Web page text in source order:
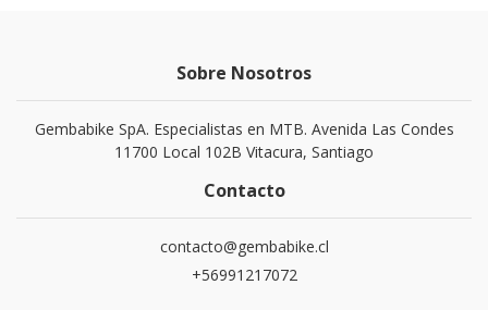
Sobre Nosotros
Gembabike SpA. Especialistas en MTB. Avenida Las Condes
11700 Local 102B Vitacura, Santiago
Contacto
contacto@gembabike.cl
+56991217072